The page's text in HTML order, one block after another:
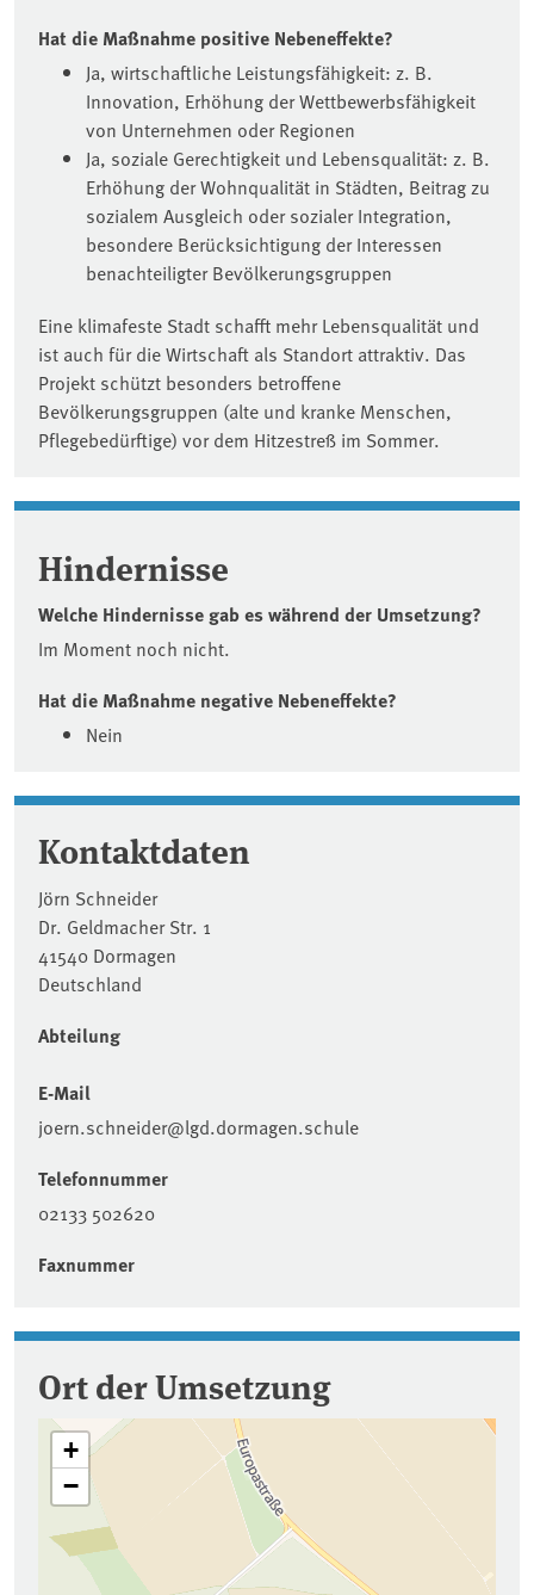
Hat die Maßnahme positive Nebeneffekte?
Ja, wirtschaftliche Leistungsfähigkeit: z. B.
Innovation, Erhöhung der Wettbewerbsfähigkeit
von Unternehmen oder Regionen
Ja, soziale Gerechtigkeit und Lebensqualität: z. B.
Erhöhung der Wohnqualität in Städten, Beitrag zu
sozialem Ausgleich oder sozialer Integration,
besondere Berücksichtigung der Interessen
benachteiligter Bevölkerungsgruppen
Eine klimafeste Stadt schafft mehr Lebensqualität und
ist auch für die Wirtschaft als Standort attraktiv. Das
Projekt schützt besonders betroffene
Bevölkerungsgruppen (alte und kranke Menschen,
Pflegebedürftige) vor dem Hitzestreß im Sommer.
Hindernisse
Welche Hindernisse gab es während der Umsetzung?
Im Moment noch nicht.
Hat die Maßnahme negative Nebeneffekte?
Nein
Kontaktdaten
Jörn Schneider
Dr. Geldmacher Str. 1
41540 Dormagen
Deutschland
Abteilung
E-Mail
joern.schneider@lgd.dormagen.schule
Telefonnummer
02133 502620
Faxnummer
Ort der Umsetzung
+
−